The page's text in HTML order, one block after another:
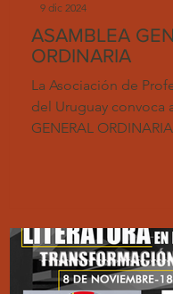
ASAMBLEA
ORDINARIA
La Asociación de
del Uruguay convoca
GENERAL
9 dic 2024